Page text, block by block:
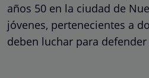
años 50 en la ciudad de
jóvenes, pertenecientes a
deben luchar para